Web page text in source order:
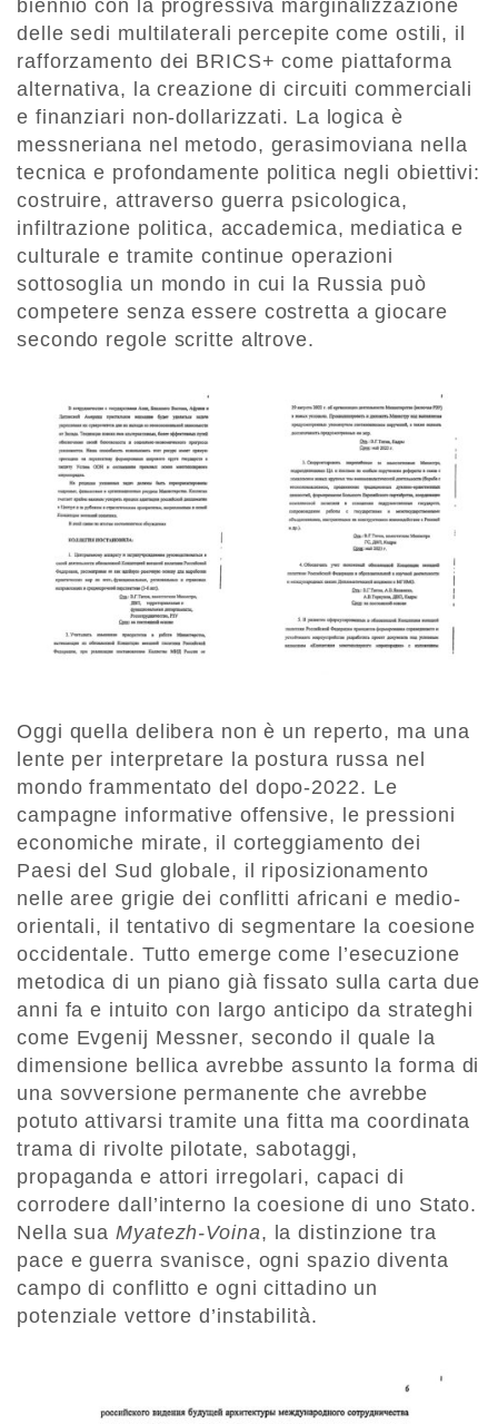
biennio con la progressiva marginalizzazione
delle sedi multilaterali percepite come ostili, il
rafforzamento dei BRICS+ come piattaforma
alternativa, la creazione di circuiti commerciali
e finanziari non-dollarizzati. La logica è
messneriana nel metodo, gerasimoviana nella
tecnica e profondamente politica negli obiettivi:
costruire, attraverso guerra psicologica,
infiltrazione politica, accademica, mediatica e
culturale e tramite continue operazioni
sottosoglia un mondo in cui la Russia può
competere senza essere costretta a giocare
secondo regole scritte altrove.
Oggi quella delibera non è un reperto, ma una
lente per interpretare la postura russa nel
mondo frammentato del dopo-2022. Le
campagne informative offensive, le pressioni
economiche mirate, il corteggiamento dei
Paesi del Sud globale, il riposizionamento
nelle aree grigie dei conflitti africani e medio-
orientali, il tentativo di segmentare la coesione
occidentale. Tutto emerge come l’esecuzione
metodica di un piano già fissato sulla carta due
anni fa e intuito con largo anticipo da strateghi
come Evgenij Messner, secondo il quale la
dimensione bellica avrebbe assunto la forma di
una sovversione permanente che avrebbe
potuto attivarsi tramite una fitta ma coordinata
trama di rivolte pilotate, sabotaggi,
propaganda e attori irregolari, capaci di
corrodere dall’interno la coesione di uno Stato.
Nella suaMyatezh-Voina, la distinzione tra
pace e guerra svanisce, ogni spazio diventa
campo di conflitto e ogni cittadino un
potenziale vettore d’instabilità.